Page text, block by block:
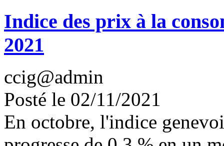
Indice des prix à la
2021
ccig@admin
Posté le 02/11/2021
En octobre, l'indice